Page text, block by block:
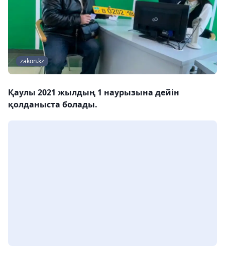
zakon.kz
Қаулы 2021 жылдың 1 наурызына дейін
қолданыста болады.